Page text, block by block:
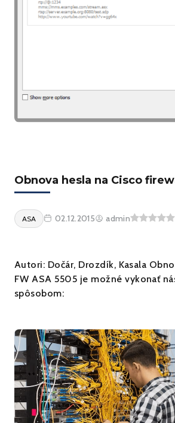
Obnova hesla na Cisco
ASA 02.12.2015 admin
Autori: Dočár, Drozdík, Kasala
FW ASA 5505 je možné vykonať
spôsobom: